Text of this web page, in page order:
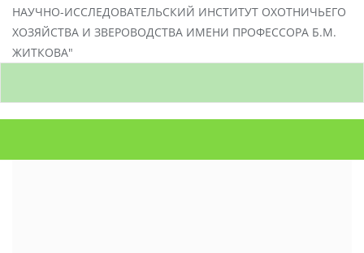
НАУЧНО-ИССЛЕДОВАТЕЛЬСКИЙ ИНСТИТУТ ОХОТНИЧЬЕГО
ХОЗЯЙСТВА И ЗВЕРОВОДСТВА ИМЕНИ ПРОФЕССОРА Б.М.
ЖИТКОВА"